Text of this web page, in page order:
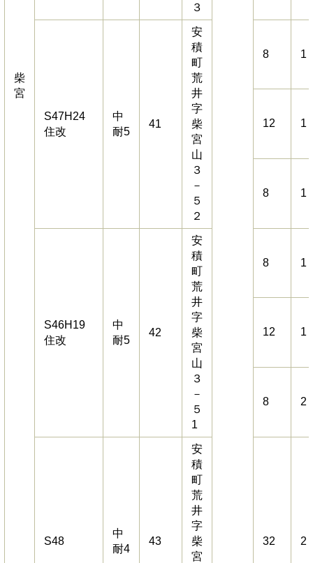
柴
宮
３
S47H24
住改
中
耐5
41
安
積
町
荒
井
字
柴
宮
山
３
－
５
２
8 1
12 1
8 1
S46H19
住改
中
耐5
42
安
積
町
荒
井
字
柴
宮
山
３
－
５
1
8 1
12 1
8 2
S48
中
耐4
43
安
積
町
荒
井
字
柴
宮
32 2